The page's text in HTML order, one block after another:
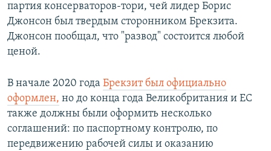
партия консерваторов-тори, чей лидер Борис
Джонсон был твердым сторонником Брекзита.
Джонсон пообщал, что "развод" состоится любой
ценой.
В начале 2020 года Брекзит был официально
оформлен, но до конца года Великобритания и ЕС
также должны были оформить несколько
соглашений: по паспортному контролю, по
передвижению рабочей силы и оказанию